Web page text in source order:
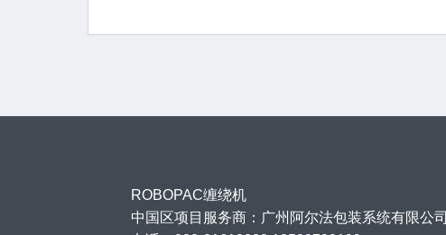
ROBOPAC缠绕机
中国区项目服务商：广州阿尔法包装系统有限公司